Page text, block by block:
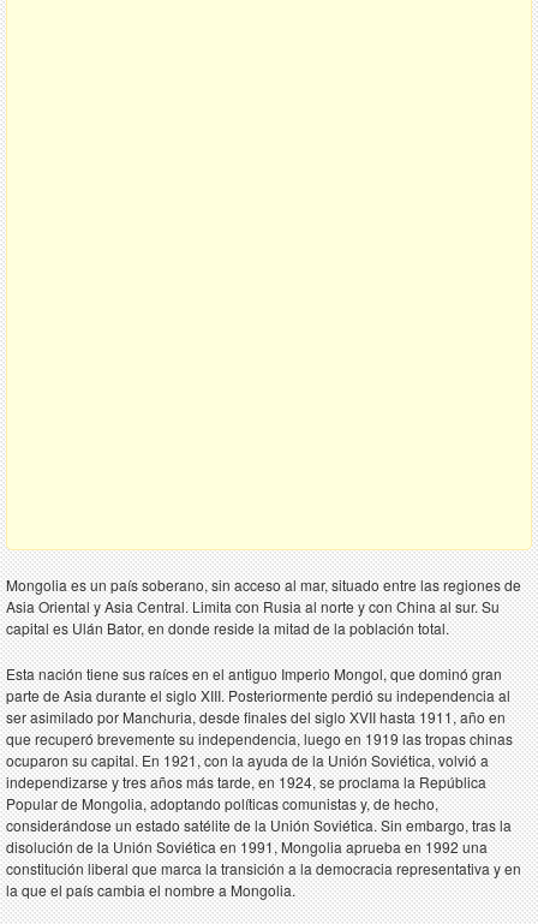
Mongolia es un país soberano, sin acceso al mar, situado entre las regiones de
Asia Oriental y Asia Central. Limita con Rusia al norte y con China al sur. Su
capital es Ulán Bator, en donde reside la mitad de la población total.
Esta nación tiene sus raíces en el antiguo Imperio Mongol, que dominó gran
parte de Asia durante el siglo XIII. Posteriormente perdió su independencia al
ser asimilado por Manchuria, desde finales del siglo XVII hasta 1911, año en
que recuperó brevemente su independencia, luego en 1919 las tropas chinas
ocuparon su capital. En 1921, con la ayuda de la Unión Soviética, volvió a
independizarse y tres años más tarde, en 1924, se proclama la República
Popular de Mongolia, adoptando políticas comunistas y, de hecho,
considerándose un estado satélite de la Unión Soviética. Sin embargo, tras la
disolución de la Unión Soviética en 1991, Mongolia aprueba en 1992 una
constitución liberal que marca la transición a la democracia representativa y en
la que el país cambia el nombre a Mongolia.